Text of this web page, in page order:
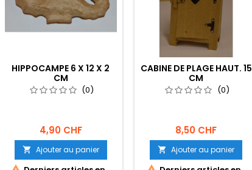
HIPPOCAMPE 6 X 12 X 2
CM
(0)
4,90 CHF
 Ajouter au panier
CABINE DE PLAGE HAUT. 15
CM
(0)
8,50 CHF
 Ajouter au panier